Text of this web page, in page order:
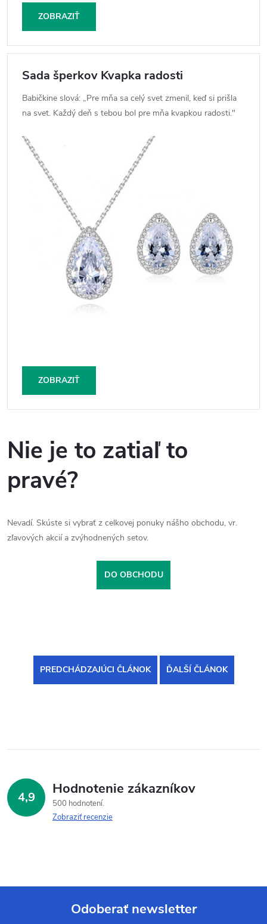
ZOBRAZIŤ
Sada šperkov Kvapka radosti
Babičkine slová: „Pre mňa sa celý svet zmenil, keď si prišla
na svet. Každý deň s tebou bol pre mňa kvapkou radosti."
ZOBRAZIŤ
Nie je to zatiaľ to
pravé?
Nevadí. Skúste si vybrať z celkovej ponuky nášho obchodu, vr.
zľavových akcií a zvýhodnených setov.
DO OBCHODU
PREDCHÁDZAJÚCI ČLÁNOK ĎALŠÍ ČLÁNOK
4,9 Hodnotenie zákazníkov
500 hodnotení
Zobraziť recenzie
Odoberať newsletter